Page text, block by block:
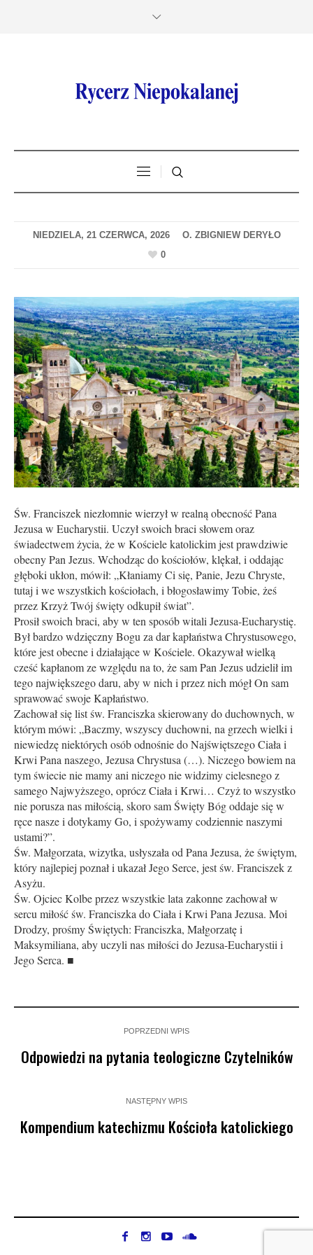
NIEDZIELA, 21 CZERWCA, 2026
0
Św. Franciszek niezłomnie wierzył w realną obecność Pana
Jezusa w Eucharystii. Uczył swoich braci słowem oraz
świadectwem życia, że w Kościele katolickim jest prawdziwie
obecny Pan Jezus. Wchodząc do kościołów, klękał, i oddając
głęboki ukłon, mówił: „Kłaniamy Ci się, Panie, Jezu Chryste,
tutaj i we wszystkich kościołach, i błogosławimy Tobie, żeś
przez Krzyż Twój święty odkupił świat”.
Prosił swoich braci, aby w ten sposób witali Jezusa-Eucharystię.
Był bardzo wdzięczny Bogu za dar kapłaństwa Chrystusowego,
które jest obecne i działające w Kościele. Okazywał wielką
cześć kapłanom ze względu na to, że sam Pan Jezus udzielił im
tego największego daru, aby w nich i przez nich mógł On sam
sprawować swoje Kapłaństwo.
Zachował się list św. Franciszka skierowany do duchownych, w
którym mówi: „Baczmy, wszyscy duchowni, na grzech wielki i
niewiedzę niektórych osób odnośnie do Najświętszego Ciała i
Krwi Pana naszego, Jezusa Chrystusa (…). Niczego bowiem na
tym świecie nie mamy ani niczego nie widzimy cielesnego z
samego Najwyższego, oprócz Ciała i Krwi… Czyż to wszystko
nie porusza nas miłością, skoro sam Święty Bóg oddaje się w
ręce nasze i dotykamy Go, i spożywamy codziennie naszymi
ustami?”.
Św. Małgorzata, wizytka, usłyszała od Pana Jezusa, że świętym,
który najlepiej poznał i ukazał Jego Serce, jest św. Franciszek z
Asyżu.
Św. Ojciec Kolbe przez wszystkie lata zakonne zachował w
sercu miłość św. Franciszka do Ciała i Krwi Pana Jezusa. Moi
Drodzy, prośmy Świętych: Franciszka, Małgorzatę i
Maksymiliana, aby uczyli nas miłości do Jezusa-Eucharystii i
Jego Serca. ■
POPRZEDNI WPIS
Odpowiedzi na pytania teologiczne Czytelników
NASTĘPNY WPIS
Kompendium katechizmu Kościoła katolickiego